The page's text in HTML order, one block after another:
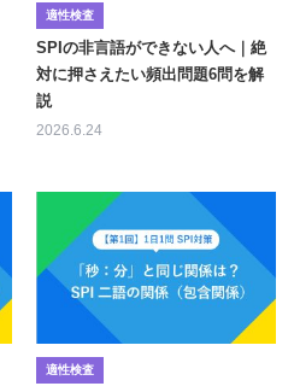
適性検査
SPIの非言語ができない人へ｜絶
対に押さえたい頻出問題6問を解
説
2026.6.24
適性検査